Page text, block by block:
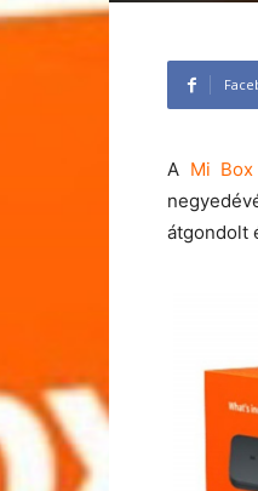
A Mi
átgondolt